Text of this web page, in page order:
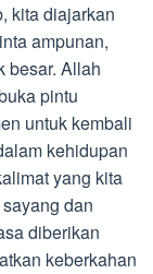
kita diajarkan
ampunan,
besar. Allah
pintu
untuk kembali
kehidupan
yang kita
dan
diberikan
keberkahan